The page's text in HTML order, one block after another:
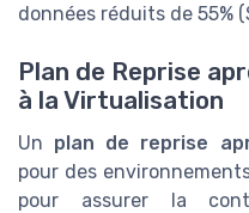
données réduits de 55%
Plan de Reprise
à la Virtualisation
Un plan de reprise
pour des
pour assurer la